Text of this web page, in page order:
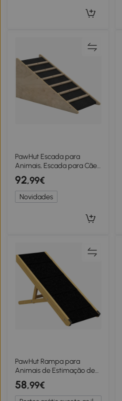
PawHut Escada para
Animais, Escada para Cães,
Madeira de Pinho,
Revestimento
Antiderrapante, 90 cm x
40 cm x 45 cm, Natural +
92,99€
Novidades
PawHut Rampa para
Animais de Estimação de
Madeira com Altura
Ajustável em 4 Níveis para
Cães Pequenos e Médios
58,99€